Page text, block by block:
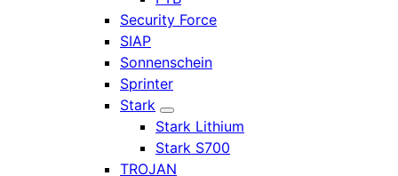
Security Force
SIAP
Sonnenschein
Sprinter
Stark
Stark Lithium
Stark S700
TROJAN